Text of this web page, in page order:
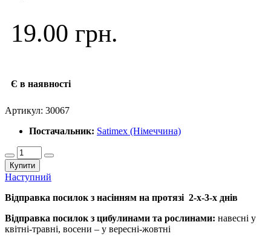
19.00 грн.
Є в наявності
Артикул: 30067
Постачальник: Satimex (Німеччина)
Купити
Наступний
Відправка посилок з насінням на протязі 2-х-3-х днів
Відправка посилок з цибулинами та рослинами: навесні у
квітні-травні, восени – у вересні-жовтні